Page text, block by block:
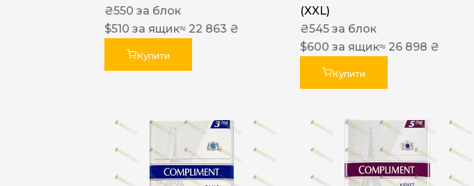
₴550 за блок
$510 за ящик≈ 22 863 ₴
Купити
(XXL)
₴545 за блок
$600 за ящик≈ 26 898 ₴
Купити